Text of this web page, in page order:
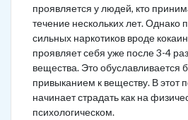
проявляется у людей, кто
течение нескольких лет. Однако
сильных наркотиков вроде
проявляет себя уже после 3-4
вещества. Это обуславливается
привыканием к веществу. В этот
начинает страдать как на
психологическом.